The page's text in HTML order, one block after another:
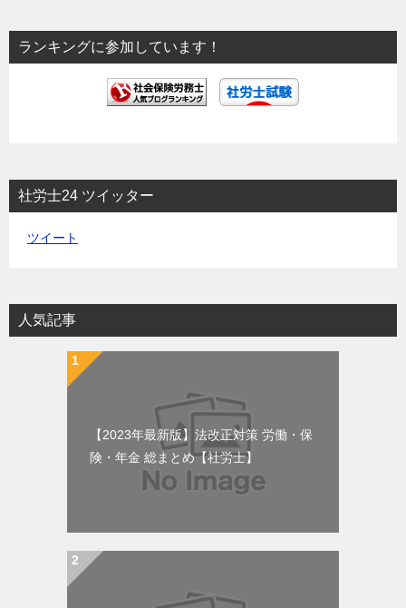
ョ
ン
ランキングに参加しています！
社労士24 ツイッター
ツイート
人気記事
【2023年最新版】法改正対策 労働・保
険・年金 総まとめ【社労士】